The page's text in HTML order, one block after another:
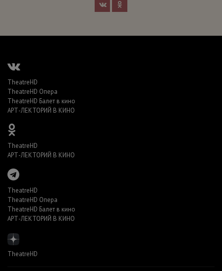
TheatreHD
TheatreHD Опера
TheatreHD Балет в кино
АРТ-ЛЕКТОРИЙ В КИНО
TheatreHD
АРТ-ЛЕКТОРИЙ В КИНО
TheatreHD
TheatreHD Опера
TheatreHD Балет в кино
АРТ-ЛЕКТОРИЙ В КИНО
TheatreHD